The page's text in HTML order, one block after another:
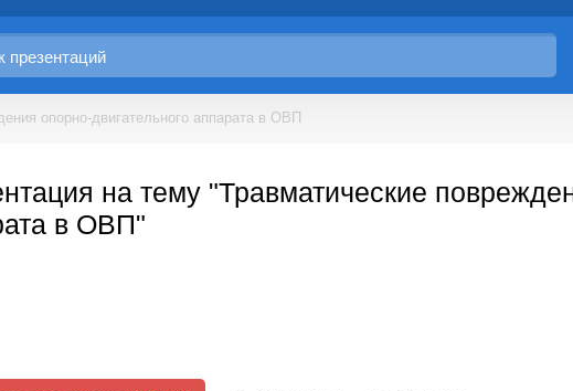
опорно-двигательного аппарата в ОВП
на тему "Травматические
в ОВП"